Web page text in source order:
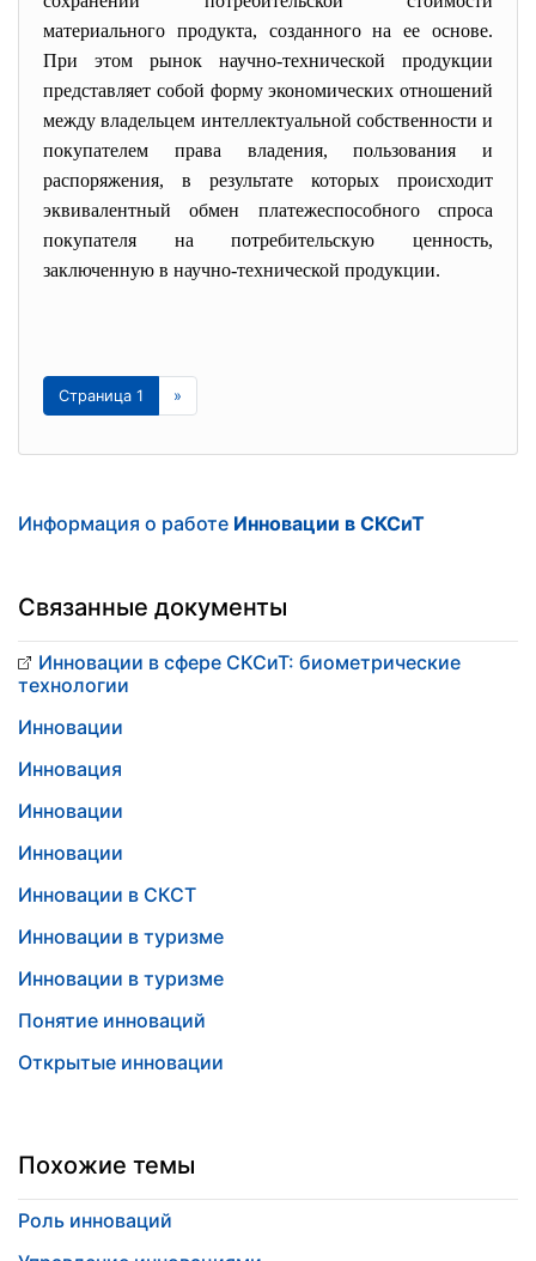
материального продукта, созданного на ее основе.
При этом рынок научно-технической продукции
представляет собой форму экономических отношений
между владельцем интеллектуальной собственности и
покупателем права владения, пользования и
распоряжения, в результате которых происходит
эквивалентный обмен платежеспособного спроса
покупателя на потребительскую ценность,
заключенную в научно-технической продукции.
Страница 1 »
Информация о работе Инновации в СКСиТ
Связанные документы
Инновации в сфере СКСиТ: биометрические
технологии
Инновации
Инновация
Инновации
Инновации
Инновации в СКСТ
Инновации в туризме
Инновации в туризме
Понятие инноваций
Открытые инновации
Похожие темы
Роль инноваций